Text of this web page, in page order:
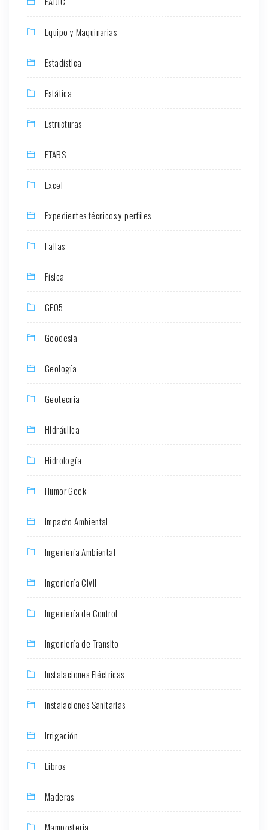
Equipo y Maquinarias
Estadística
Estática
Estructuras
ETABS
Excel
Expedientes técnicos y perfiles
Fallas
Física
GEO5
Geodesia
Geología
Geotecnia
Hidráulica
Hidrología
Humor Geek
Impacto Ambiental
Ingeniería Ambiental
Ingeniería Civil
Ingeniería de Control
Ingeniería de Transito
Instalaciones Eléctricas
Instalaciones Sanitarias
Irrigación
Libros
Maderas
Mamposteria